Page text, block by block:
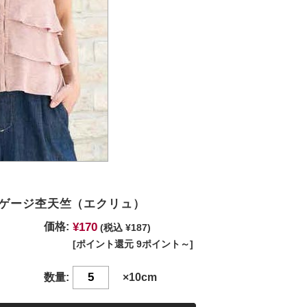
ージ杢天竺（エクリュ）
価格: ¥170 (税込 ¥187)
[ポイント還元 9ポイント～]
数量: ×10cm